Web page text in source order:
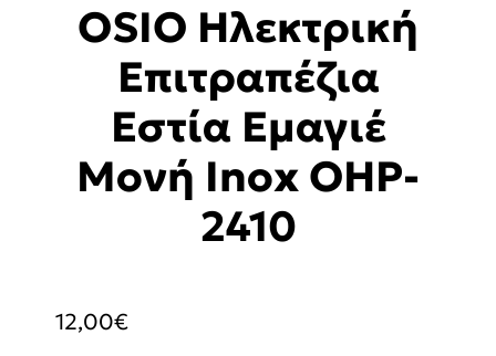
OSIO Ηλεκτρική
Επιτραπέζια
Εστία Εμαγιέ
Μονή Inox OHP-
2410
12,00€